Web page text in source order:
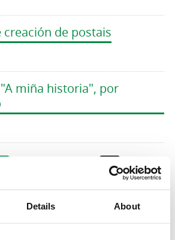
Details About
de postais
miña historia", por
15 16 17